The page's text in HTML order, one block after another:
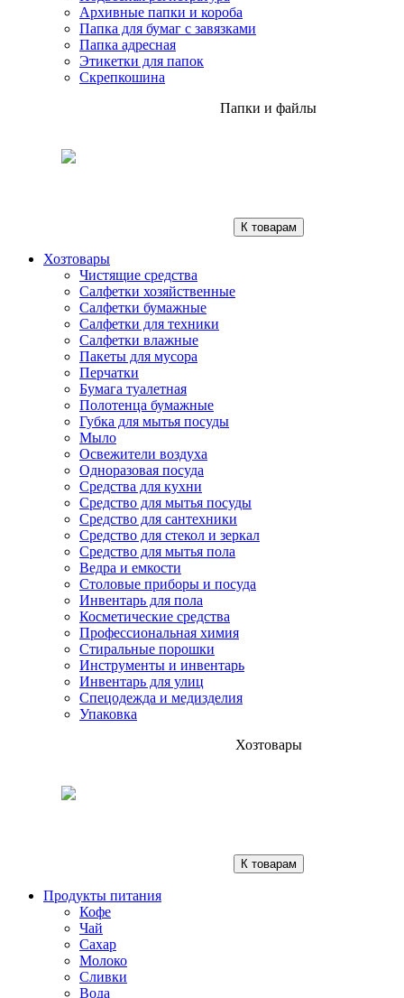
Архивные папки и короба
Папка для бумаг с завязками
Папка адресная
Этикетки для папок
Скрепкошина
Папки и файлы
К товарам
Хозтовары
Чистящие средства
Салфетки хозяйственные
Салфетки бумажные
Салфетки для техники
Салфетки влажные
Пакеты для мусора
Перчатки
Бумага туалетная
Полотенца бумажные
Губка для мытья посуды
Мыло
Освежители воздуха
Одноразовая посуда
Средства для кухни
Средство для мытья посуды
Средство для сантехники
Средство для стекол и зеркал
Средство для мытья пола
Ведра и емкости
Столовые приборы и посуда
Инвентарь для пола
Косметические средства
Профессиональная химия
Стиральные порошки
Инструменты и инвентарь
Инвентарь для улиц
Спецодежда и медизделия
Упаковка
Хозтовары
К товарам
Продукты питания
Кофе
Чай
Сахар
Молоко
Сливки
Вода